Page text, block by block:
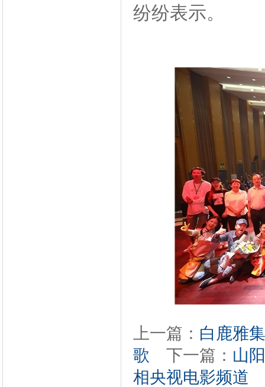
纷纷表示。
上一篇： 白鹿雅
歌
下一篇： 山
相央视电影频道